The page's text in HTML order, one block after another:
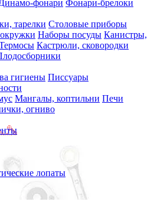
фонари Фонари-брелоки
тарелки Столовые приборы
Наборы посуды Канистры,
Кастрюли, сковородки
гигиены Писсуары
Мангалы, коптильни Печи
огниво
лопаты